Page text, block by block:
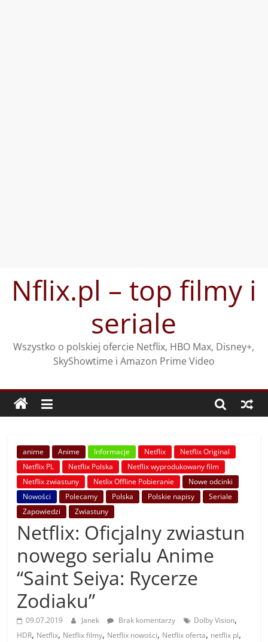
treściNflix.pl – top filmy i
seriale
Wszystko o polskiej ofercie Netflix, HBO Max, Disney+,
SkyShowtime i Amazon Prime Video
anime Anime Informacje Netflix
Netflix Original
Netflix PL
Netflix Polska
Netflix wyprodukowany film
Netflix zwiastuny
Netlix Offline Pobieranie
Nowe odcinki
Nowości
Polecamy Polska Polskie napisy
Seriale
Zapowiedzi
Zwiastuny
Netflix: Oficjalny zwiastun
nowego serialu Anime
“Saint Seiya: Rycerze
Zodiaku”
09.07.2019 Janek Brak komentarzy Dolby Vision,
HDR, Netflix, Netflix filmy, Netflix nowości, Netflix oferta, netflix pl,